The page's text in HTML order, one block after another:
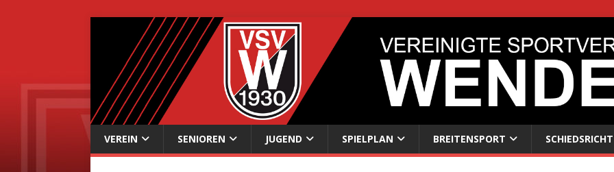
VEREIN SENIOREN JUGEND SPIELPLAN BREITENSPORT